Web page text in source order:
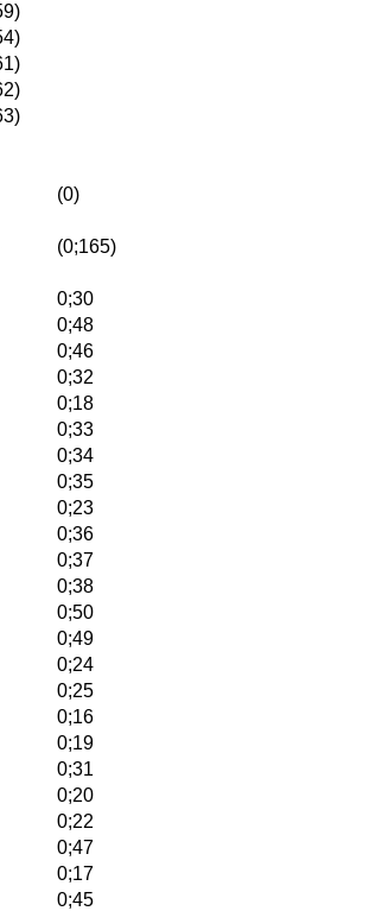
(0)
(0;165)
0;30
0;48
0;46
0;32
0;18
0;33
0;34
0;35
0;23
0;36
0;37
0;38
0;50
0;49
0;24
0;25
0;16
0;19
0;31
0;20
0;22
0;47
0;17
0;45